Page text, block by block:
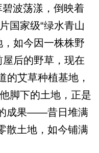
波荡漾，倒映着
国家级“绿水青山
，如今因一株株野
后的野草，现在
的艾草种植基地，
脚下的土地，正是
成果——昔日堆满
散土地，如今铺满